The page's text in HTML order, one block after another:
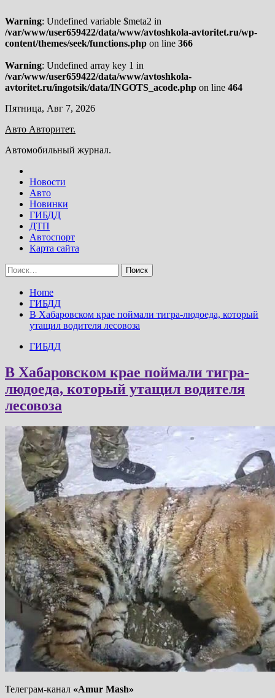
Warning: Undefined variable $meta2 in
/var/www/user659422/data/www/avtoshkola-avtoritet.ru/wp-
content/themes/seek/functions.php on line 366
Warning: Undefined array key 1 in
/var/www/user659422/data/www/avtoshkola-
avtoritet.ru/ingotsik/data/INGOTS_acode.php on line 464
Skip
content
Пятница, Авг 7, 2026
Авто Авторитет.
Автомобильный журнал.
Новости
Авто
Новинки
ГИБДД
ДТП
Автоспорт
Карта сайта
Найти:
Home
ГИБДД
В Хабаровском крае поймали тигра-людоеда, который
утащил водителя лесовоза
ГИБДД
В Хабаровском крае поймали тигра-
людоеда, который утащил водителя
лесовоза
Телеграм-канал «Amur Mash»